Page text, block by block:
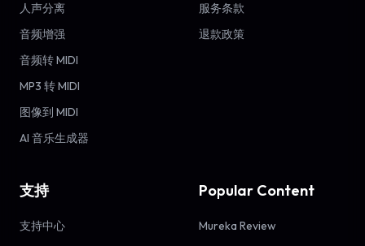
人声分离
音频增强
音频转 MIDI
MP3 转 MIDI
图像到 MIDI
AI 音乐生成器
服务条款
退款政策
支持
支持中心
Popular Content
Mureka Review